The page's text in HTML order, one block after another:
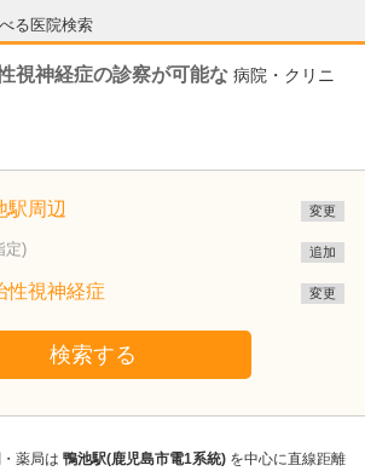
る医院検索
視神経症の診察が可能な 病院・クリニ
駅周辺 変更
定) 追加
性視神経症 変更
検索する
薬局は 鴨池駅(鹿児島市電1系統) を中心に直線距離